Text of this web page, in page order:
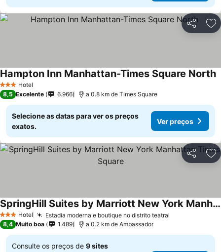
Partilhar
3 EstrelasHotel
Hampton Inn Manhattan-Times Square North
8,5 Excelente 6.966 a 0.8 km de Times Square
Selecione as datas para ver os preços
exatos.
Ver preços
Partilhar
3 EstrelasHotel Estadia moderna e boutique no distrito teatral
SpringHill Suites by Marriott New York Manhattan Times Square
8,4 Muito boa 1.489 a 0.2 km de Ambassador
Consulte os preços de 9 sites